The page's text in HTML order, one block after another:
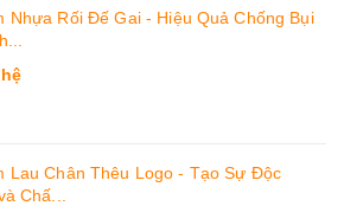
Nhựa Rối Đế Gai - Hiệu Quả Chống Bụi
Lau Chân Thêu Logo - Tạo Sự Độc
Chấ...